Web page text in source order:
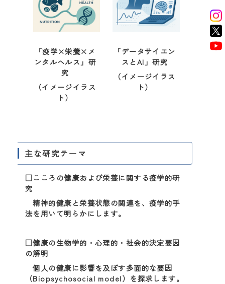
「疫学×栄養×メ
ンタルヘルス」研
究
（イメージイラス
ト）
「データサイエン
スとAI」研究
（イメージイラス
ト）
主な研究テーマ
□こころの健康および栄養に関する疫学的研
究
精神的健康と栄養状態の関連を、疫学的手
法を用いて明らかにします。
□健康の生物学的・心理的・社会的決定要因
の解明
個人の健康に影響を及ぼす多面的な要因
（Biopsychosocial model）を探求します。